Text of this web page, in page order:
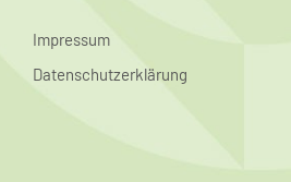
Impressum
Datenschutzerklärung